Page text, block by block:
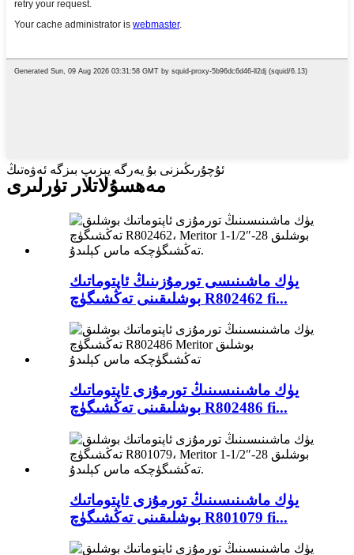
ئۇچۇرىڭىزنى بۇ يەرگە يېزىپ بىزگە ئەۋەتىڭ
مەھسۇلاتلار تۈرلىرى
يۈك ماشىنىسى تورمۇزىنىڭ ئاپتوماتىك
بوشلىقىنى تەڭشىگۈچ R802462 fi...
يۈك ماشىنىسىنىڭ تورمۇزى ئاپتوماتىك
بوشلىقىنى تەڭشىگۈچ R802486 fi...
يۈك ماشىنىسىنىڭ تورمۇزى ئاپتوماتىك
بوشلىقىنى تەڭشىگۈچ R801079 fi...